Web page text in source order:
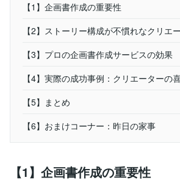
【1】企画書作成の重要性
【2】ストーリー構成が不慣れなクリエ
【3】プロの企画書作成サービスの効果
【4】実際の成功事例：クリエーターの
【5】まとめ
【6】おまけコーナー：昨日の家事
【1】企画書作成の重要性